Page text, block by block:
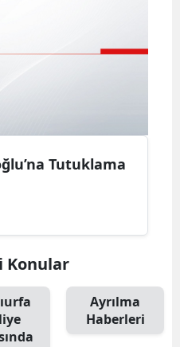
Tutuklama
Konular
Ayrılma
Haberleri